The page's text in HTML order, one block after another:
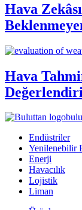
Hava
Hava
Endüstriler
Yenilenebilir
Enerji
Havacılık
Lojistik
Liman